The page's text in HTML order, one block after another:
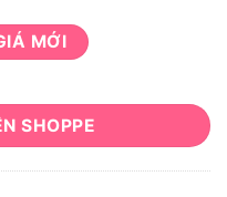
MỚI
SHOPPE